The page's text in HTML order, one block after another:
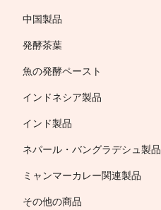
中国製品
発酵茶葉
魚の発酵ペースト
インドネシア製品
インド製品
ネパール・バングラデシュ製品
ミャンマーカレー関連製品
その他の商品